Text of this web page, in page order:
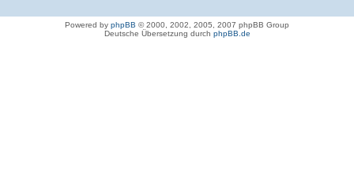
Powered by phpBB © 2000, 2002, 2005, 2007 phpBB Group
Deutsche Übersetzung durch phpBB.de